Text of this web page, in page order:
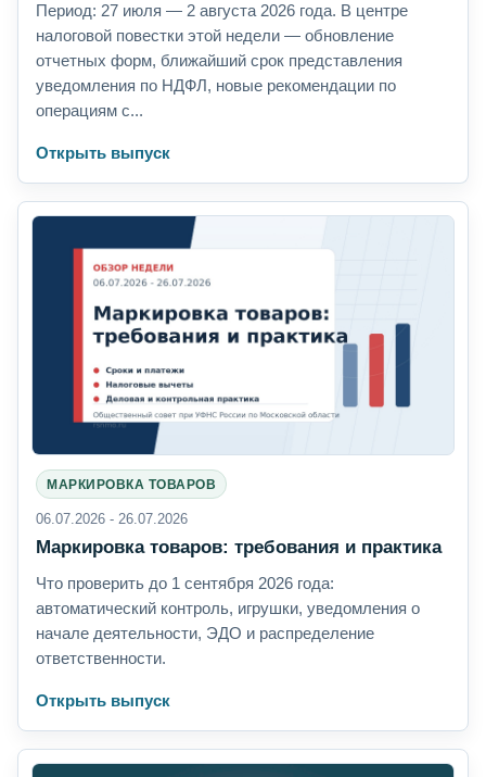
Период: 27 июля — 2 августа 2026 года. В центре
налоговой повестки этой недели — обновление
отчетных форм, ближайший срок представления
уведомления по НДФЛ, новые рекомендации по
операциям с...
Открыть выпуск
МАРКИРОВКА ТОВАРОВ
06.07.2026 - 26.07.2026
Маркировка товаров: требования и практика
Что проверить до 1 сентября 2026 года:
автоматический контроль, игрушки, уведомления о
начале деятельности, ЭДО и распределение
ответственности.
Открыть выпуск